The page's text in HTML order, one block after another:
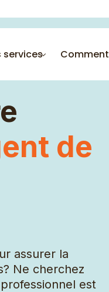
services
Grand groupe
de
assurer la
Ne cherchez
est